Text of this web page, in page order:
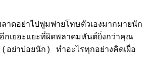
าดอย่าไปฟูมฟายโทษตัวเองมากมายนัก
กเยอะแยะที่ผิดพลาดมหันต์ยิ่งกว่าคุณ
ย่าบ่อยนัก) ทำอะไรทุกอย่างคิดเผื่อ